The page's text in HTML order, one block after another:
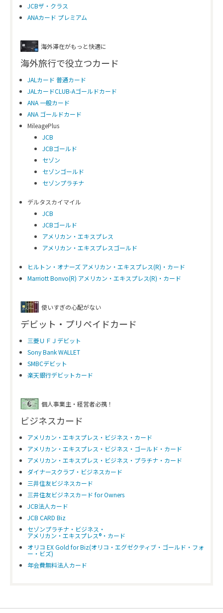
JCBザ・クラス
ANAカード プレミアム
海外滞在がもっと快適に
海外旅行で役立つカード
JALカード 普通カード
JALカードCLUB-Aゴールドカード
ANA 一般カード
ANA ゴールドカード
MileagePlus
JCB
JCBゴールド
セゾン
セゾンゴールド
セゾンプラチナ
デルタスカイマイル
JCB
JCBゴールド
アメリカン・エキスプレス
アメリカン・エキスプレスゴールド
ヒルトン・オナーズ アメリカン・エキスプレス(R)・カード
Marriott Bonvo(R) アメリカン・エキスプレス(R)・カード
使いすぎの心配がない
デビット・プリペイドカード
三菱ＵＦＪデビット
Sony Bank WALLET
SMBCデビット
楽天銀行デビットカード
個人事業主・経営者必携！
ビジネスカード
アメリカン・エキスプレス・ビジネス・カード
アメリカン・エキスプレス・ビジネス・ゴールド・カード
アメリカン・エキスプレス・ビジネス・プラチナ・カード
ダイナースクラブ・ビジネスカード
三井住友ビジネスカード
三井住友ビジネスカード for Owners
JCB法人カード
JCB CARD Biz
セゾンプラチナ・ビジネス・
アメリカン・エキスプレス®・カード
オリコ EX Gold for Biz(オリコ・エグゼクティブ・ゴールド・フォ
ー・ビズ)
年会費無料法人カード